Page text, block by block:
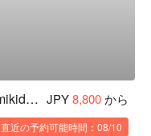
Tempura GINZA ONODERA Namikidori branch JPY8,800から
直近の予約可能時間：08/10